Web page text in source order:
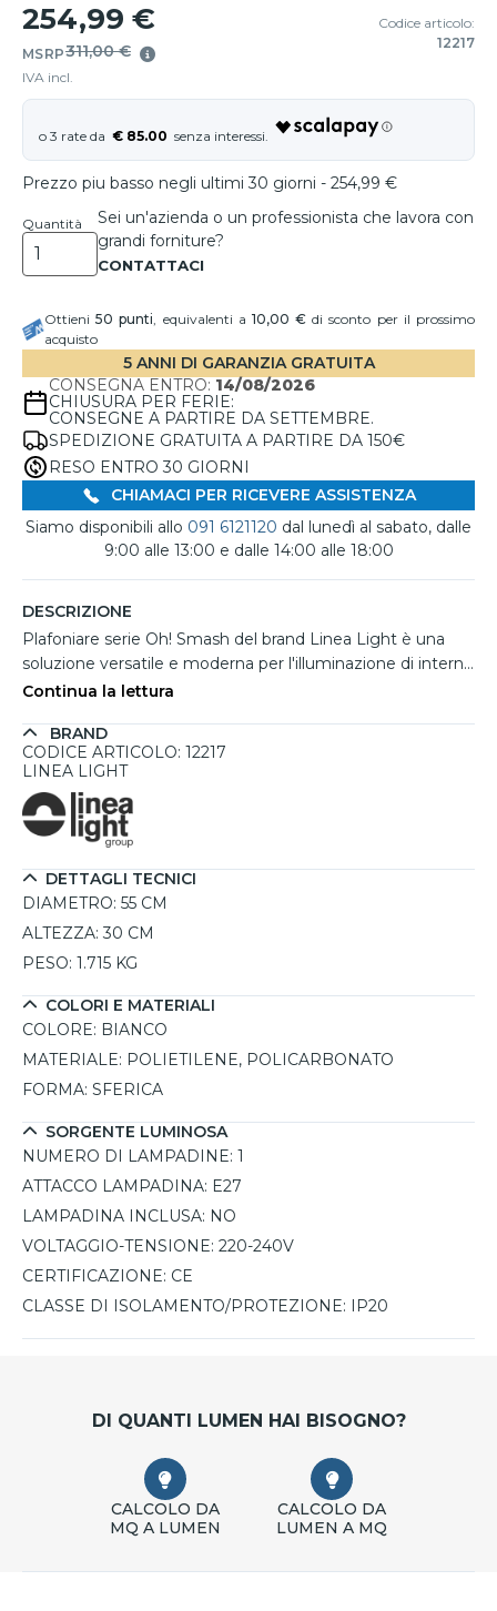
254,99 €
MSRP311,00 €
IVA incl.
Codice articolo:
12217
€ 85.00
Prezzo piu basso negli ultimi 30 giorni - 254,99 €
Quantità
Sei un'azienda o un professionista che lavora con
grandi forniture?
Ottieni50 punti, equivalenti a 10,00 € di sconto per il prossimo
acquisto
5 ANNI DI GARANZIA GRATUITA
CONSEGNA ENTRO: 14/08/2026
CHIUSURA PER FERIE:
CONSEGNE A PARTIRE DA SETTEMBRE.
SPEDIZIONE GRATUITA A PARTIRE DA 150€
RESO ENTRO 30 GIORNI
CHIAMACI PER RICEVERE ASSISTENZA
Siamo disponibili allo 091 6121120 dal lunedì al sabato, dalle
9:00 alle 13:00 e dalle 14:00 alle 18:00
DESCRIZIONE
Plafoniare serie Oh! Smash del brand Linea Light è una
soluzione versatile e moderna per l'illuminazione di interni.
Grazie al suo design essenziale e alla possibilità di essere
perfettamente a diversi contesti abitativi e commerciali.
La doppia emissione luminosa crea un'illuminazione
corridoi o camere da letto. Realizzata con materiali di alta
qualità, presenta un diffusore in polietilene che assicura
montatura in policarbonato bianco garantisce solidità e
durata nel tempo. Compatibile con una lampadina LED
attacco E27 (non inclusa), offre la possibilità di
personalizzare l’intensità e il colore della luce in base alle
Continua la lettura
BRAND
CODICE ARTICOLO: 12217
LINEA LIGHT
DETTAGLI TECNICI
DIAMETRO: 55 CM
ALTEZZA: 30 CM
PESO: 1.715 KG
COLORI E MATERIALI
COLORE: BIANCO
MATERIALE: POLIETILENE, POLICARBONATO
FORMA: SFERICA
SORGENTE LUMINOSA
NUMERO DI LAMPADINE: 1
ATTACCO LAMPADINA: E27
LAMPADINA INCLUSA: NO
VOLTAGGIO-TENSIONE: 220-240V
CERTIFICAZIONE: CE
CLASSE DI ISOLAMENTO/PROTEZIONE: IP20
DI QUANTI LUMEN HAI BISOGNO?
CALCOLO DA
MQ A LUMEN
CALCOLO DA
LUMEN A MQ